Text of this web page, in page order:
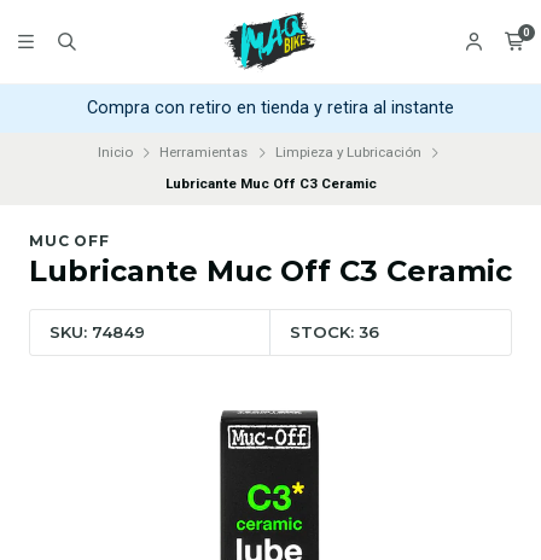
0
Compra con retiro en tienda y retira al instante
Inicio Herramientas
Limpieza y Lubricación
Lubricante Muc Off C3 Ceramic
MUC OFF
Lubricante Muc Off C3 Ceramic
SKU: 74849 STOCK: 36